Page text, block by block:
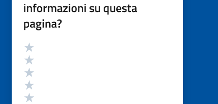
informazioni su questa
pagina?
Valutazione